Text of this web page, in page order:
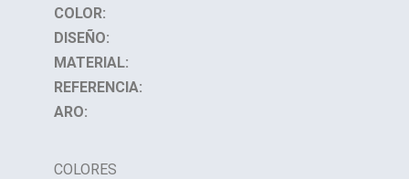
COLOR:
DISEÑO:
MATERIAL:
REFERENCIA:
ARO:
COLORES